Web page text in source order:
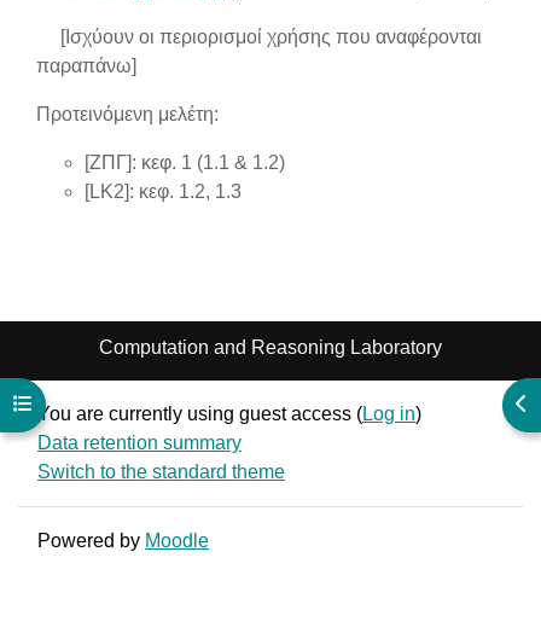
Open course index
[Ισχύουν οι περιορισμοί χρήσης που αναφέρονται
παραπάνω]
Προτεινόμενη μελέτη:
[ΖΠΓ]: κεφ. 1 (1.1 & 1.2)
[LK2]: κεφ. 1.2, 1.3
Computation and Reasoning Laboratory
You are currently using guest access (Log in)
Data retention summary
Switch to the standard theme
Powered by Moodle